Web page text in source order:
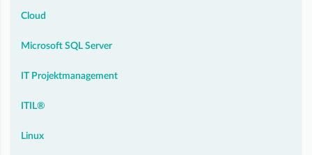
Cloud
Microsoft SQL Server
IT Projektmanagement
ITIL®
Linux